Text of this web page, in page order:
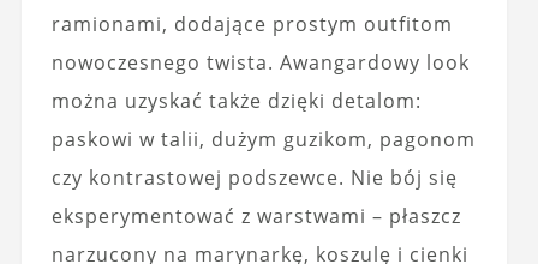
ramionami, dodające prostym outfitom
nowoczesnego twista. Awangardowy look
można uzyskać także dzięki detalom:
paskowi w talii, dużym guzikom, pagonom
czy kontrastowej podszewce. Nie bój się
eksperymentować z warstwami – płaszcz
narzucony na marynarkę, koszulę i cienki